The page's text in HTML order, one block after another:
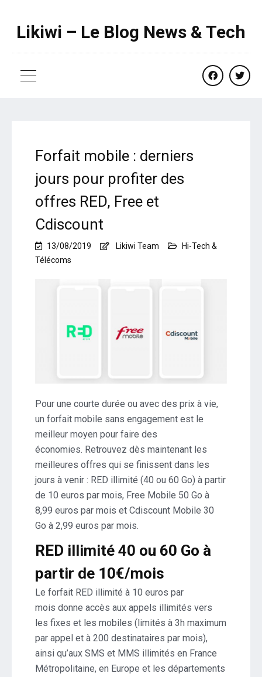
Likiwi – Le Blog News & Tech
facebook
Forfait mobile : derniers
jours pour profiter des
offres RED, Free et
Cdiscount
13/08/2019 Likiwi Team
Hi-Tech &
Télécoms
Pour une courte durée ou avec des prix à vie,
un forfait mobile sans engagement est le
meilleur moyen pour faire des
économies. Retrouvez dès maintenant les
meilleures offres qui se finissent dans les
jours à venir : RED illimité (40 ou 60 Go) à partir
de 10 euros par mois, Free Mobile 50 Go à
8,99 euros par mois et Cdiscount Mobile 30
Go à 2,99 euros par mois.
RED illimité 40 ou 60 Go à
partir de 10€/mois
Le forfait RED illimité à 10 euros par
mois donne accès aux appels illimités vers
les fixes et les mobiles (limités à 3h maximum
par appel et à 200 destinataires par mois),
ainsi qu’aux SMS et MMS illimités en France
Métropolitaine, en Europe et les départements